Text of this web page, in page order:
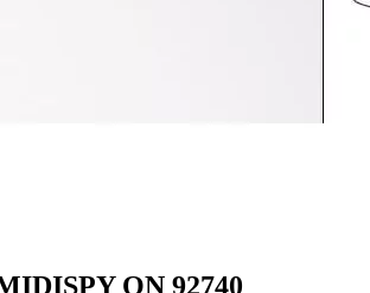
ON 92740